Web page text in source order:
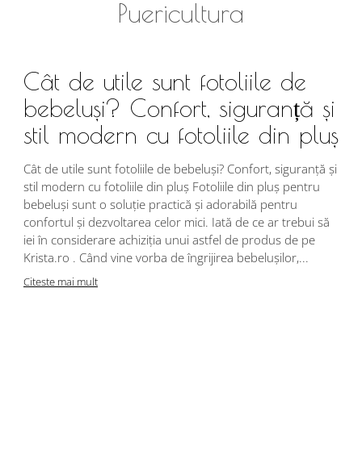
Puericultura
Cât de utile sunt fotoliile de
bebeluși? Confort, siguranță și
stil modern cu fotoliile din pluș
Cât de utile sunt fotoliile de bebeluși? Confort, siguranță și
stil modern cu fotoliile din pluș Fotoliile din pluș pentru
bebeluși sunt o soluție practică și adorabilă pentru
confortul și dezvoltarea celor mici. Iată de ce ar trebui să
iei în considerare achiziția unui astfel de produs de pe
Krista.ro . Când vine vorba de îngrijirea bebelușilor,...
Citeste mai mult